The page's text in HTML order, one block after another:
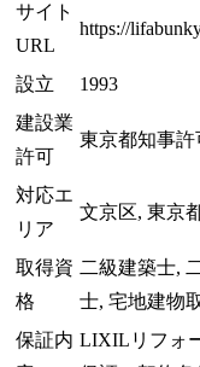
サイト
URL
https://
設立
1993
建設業
許可
東京都知事許
対応エ
リア
文京区, 東京
取得資
格
二級建築士,
士, 宅地建物
保証内 LIXILリフォ